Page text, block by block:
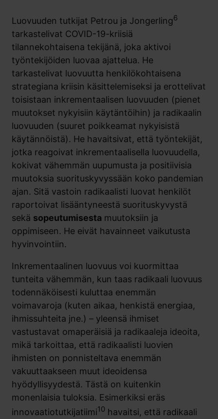
Luovuuden tutkijat Petrou ja Jongerling6
tarkastelivat COVID-19-kriisiä
tilannekohtaisena tekijänä, joka aktivoi
työntekijöiden luovaa ajattelua. He
tarkastelivat luovuutta henkilökohtaisena
strategiana kriisin käsittelemiseksi ja erottelivat
toisistaan inkrementaalisen luovuuden (pienet
muutokset nykyisiin käytäntöihin) ja radikaalin
luovuuden (suuret poikkeamat nykyisistä
käytännöistä). He havaitsivat, että työntekijät,
jotka reagoivat inkrementaalisella luovuudella,
kokivat vähemmän uupumusta ja positiivisia
muutoksia suorituskyvyssään koko pandemian
ajan. Sitä vastoin radikaalisti luovat henkilöt
raportoivat lisääntyneestä suorituskyvystä
sekä sopeutumisesta muutoksiin ja
oppimiseen. He eivät havainneet vaikutusta
hyvinvointiin.
Inkrementaalinen luovuus voi kuormittaa
tunteita vähemmän, kun taas radikaali luovuus
todennäköisesti kuluttaa enemmän
voimavaroja (kuten aikaa, henkistä energiaa,
ihmissuhteita jne.) – yleensä ihmiset
vastustavat omaperäisiä ja radikaaleja ideoita,
mikä tarkoittaa, että radikaalisti luovien
ihmisten on ponnisteltava enemmän
vakuuttaakseen muut ideoidensa
hyödyllisyydestä. Tästä on kuitenkin
monenlaisia tuloksia. Esimerkiksi eräs
innovaatiotutkijatiimi10 havaitsi, että radikaali